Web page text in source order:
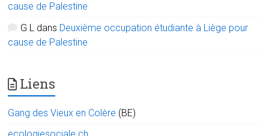
cause de Palestine
G L dans Deuxième occupation étudiante à Liège pour
cause de Palestine
Liens
Gang des Vieux en Colère (BE)